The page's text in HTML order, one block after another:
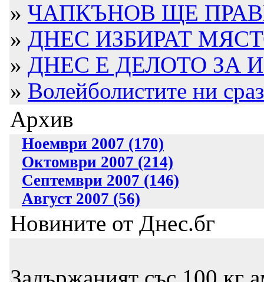
» ЧАПКЪНОВ ЩЕ
» ДНЕС ИЗБИРАТ
» ДНЕС Е ДЕЛОТО ЗА
» Волейболистите ни
Архив
Ноември 2007 (170)
Октомври 2007 (214)
Септември 2007 (146)
Август 2007 (56)
Новините от Днес.бг